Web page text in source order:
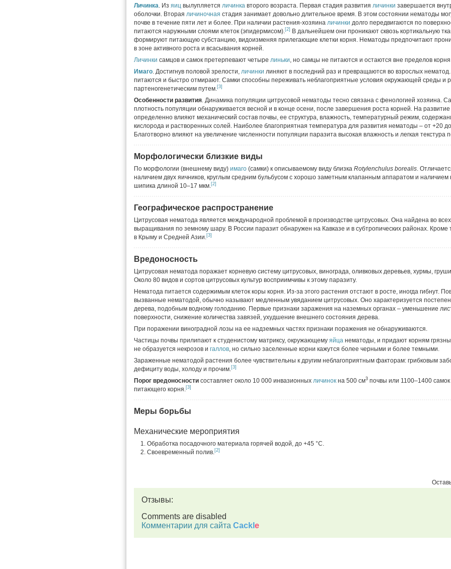
Личинка. Из яиц вылупляется личинка второго возраста. Первая стадия развития личинки завершается
оболочки. Вторая личиночная стадия занимает довольно длительное время. В этом состоянии нематоды
почве в течение пяти лет и более. При наличии растения-хозяина личинки долго передвигаются по
питаются наружными слоями клеток (эпидермисом).[2]
В дальнейшем они проникают сквозь кортикальную
формируют питающую субстанцию, видоизменяя прилегающие клетки корня. Нематоды предпочитают
в зоне активного роста и всасывания корней.
Личинки самцов и самок претерпевают четыре линьки, но самцы не питаются и остаются вне пределов
Имаго. Достигнув половой зрелости, личинки линяют в последний раз и превращаются во взрослых
питаются и быстро отмирают. Самки способны переживать неблагоприятные условия окружающей среды и
партеногенетическим путем.[3]
Особенности развития. Динамика популяции цитрусовой нематоды тесно связана с фенологией хозяина.
плотность популяции обнаруживается весной и в конце осени, после завершения роста корней. На
определенно влияют механический состав почвы, ее структура, влажность, температурный режим,
кислорода и растворенных солей. Наиболее благоприятная температура для развития нематоды – от +20
Благотворно влияют на увеличение численности популяции паразита высокая влажность и легкая текстура
Морфологически близкие виды
По морфологии (внешнему виду) имаго (самки) к описываемому виду близка Rotylenchulus borealis.
наличием двух яичников, круглым средним бульбусом с хорошо заметным клапанным аппаратом и наличием
шипика длиной 10–17 мкм.[2]
Географическое распространение
Цитрусовая нематода является международной проблемой в производстве цитрусовых. Она найдена во
выращивания по земному шару. В России паразит обнаружен на Кавказе и в субтропических районах. Кроме
в Крыму и Средней Азии.[3]
Вредоносность
Цитрусовая нематода поражает корневую систему цитрусовых, винограда, оливковых деревьев, хурмы,
Около 80 видов и сортов цитрусовых культур восприимчивы к этому паразиту.
Нематода питается содержимым клеток коры корня. Из-за этого растения отстают в росте, иногда гибнут.
вызванные нематодой, обычно называют медленным увяданием цитрусовых. Оно характеризуется
дерева, подобным водному голоданию. Первые признаки заражения на наземных органах – уменьшение
поверхности, снижение количества завязей, ухудшение внешнего состояния дерева.
При поражении виноградной лозы на ее надземных частях признаки поражения не обнаруживаются.
Частицы почвы прилипают к студенистому матриксу, окружающему яйца нематоды, и придают корням
не образуется некрозов и галлов, но сильно заселенные корни кажутся более черными и более темными.
Зараженные нематодой растения более чувствительны к другим неблагоприятным факторам: грибковым
дефициту воды, холоду и прочим.[3]
Порог вредоносности составляет около 10 000 инвазионных личинок на 500 см3 почвы или 1100–1400
питающего корня.[3]
Меры борьбы
Механические мероприятия
Обработка посадочного материала горячей водой, до +45 °C.
Своевременный полив.[2]
Отзывы:
Comments are disabled
Комментарии для сайта Cackl e